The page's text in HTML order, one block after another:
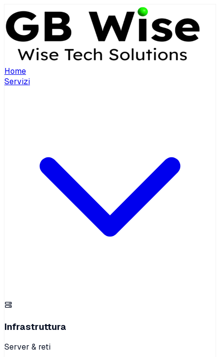
Home
Servizi
Infrastruttura
Server & reti